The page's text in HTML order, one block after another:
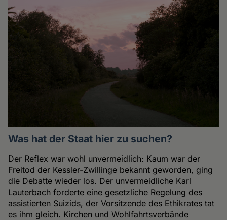
Was hat der Staat hier zu suchen?
Der Reflex war wohl unvermeidlich: Kaum war der
Freitod der Kessler-Zwillinge bekannt geworden, ging
die Debatte wieder los. Der unvermeidliche Karl
Lauterbach forderte eine gesetzliche Regelung des
assistierten Suizids, der Vorsitzende des Ethikrates tat
es ihm gleich. Kirchen und Wohlfahrtsverbände